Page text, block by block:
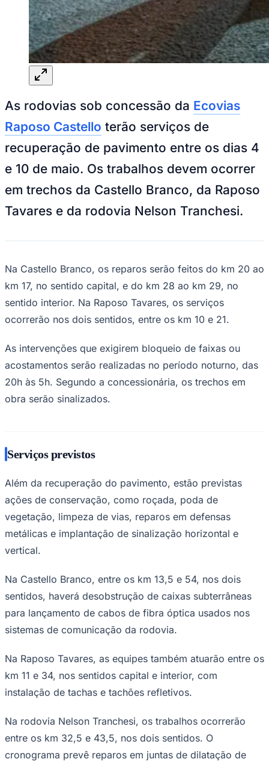
Vagas na RegiãoNovo
Hub de Negócios
Guia Comercial
Selo Verificado
Portal Educacional
Agenda de Vestibulares
Vagas de Emprego
Panorama Econômico
Para Sua Empresa
Verificar EmpresaNovo
Publicidade Legal
NFL
UFC
Tênis (ATP)
MLB
Atletismo
Vôlei
Competições de Futebol
Brasileirão Série A
Brasileirão Série B
Copa do Brasil
Premier League
Bundesliga
Mundial 2026
Times - Ir direto
As rodovias sob concessão da Ecovias
Raposo Castello terão serviços de
recuperação de pavimento entre os dias 4
e 10 de maio. Os trabalhos devem ocorrer
em trechos da Castello Branco, da Raposo
Tavares e da rodovia Nelson Tranchesi.
Na Castello Branco, os reparos serão feitos do km 20 ao
km 17, no sentido capital, e do km 28 ao km 29, no
sentido interior. Na Raposo Tavares, os serviços
ocorrerão nos dois sentidos, entre os km 10 e 21.
As intervenções que exigirem bloqueio de faixas ou
acostamentos serão realizadas no período noturno, das
20h às 5h. Segundo a concessionária, os trechos em
obra serão sinalizados.
Serviços previstos
Além da recuperação do pavimento, estão previstas
ações de conservação, como roçada, poda de
vegetação, limpeza de vias, reparos em defensas
metálicas e implantação de sinalização horizontal e
vertical.
Na Castello Branco, entre os km 13,5 e 54, nos dois
sentidos, haverá desobstrução de caixas subterrâneas
para lançamento de cabos de fibra óptica usados nos
sistemas de comunicação da rodovia.
Na Raposo Tavares, as equipes também atuarão entre os
km 11 e 34, nos sentidos capital e interior, com
instalação de tachas e tachões refletivos.
Na rodovia Nelson Tranchesi, os trabalhos ocorrerão
entre os km 32,5 e 43,5, nos dois sentidos. O
cronograma prevê reparos em juntas de dilatação de